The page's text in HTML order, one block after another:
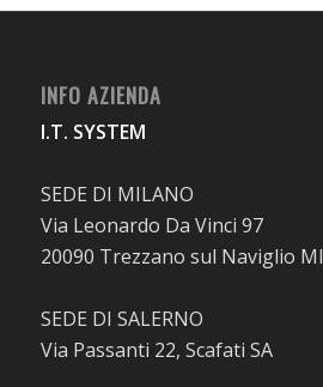
INFO AZIENDA
I.T. SYSTEM
SEDE DI MILANO
Via Leonardo Da Vinci 97
20090 Trezzano sul Naviglio MI
SEDE DI SALERNO
Via Passanti 22, Scafati SA